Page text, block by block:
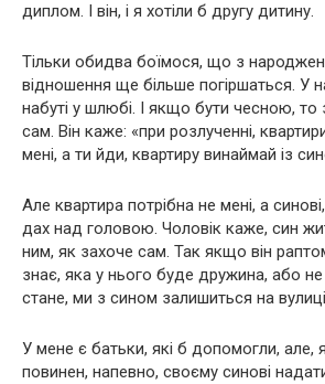
диплом. І він, і я хотіли б другу дитину.
Тільки обидва боїмося, що з
відношення ще більше погіршаться. У
набуті у шлюбі. І якщо бути чесною, то
сам. Він каже: «при розлученні,
мені, а ти йди, квартиру винаймай із
Але квартира потрібна не мені, а
дах над головою. Чоловік каже, син
ним, як захоче сам. Так якщо він
знає, яка у нього буде дружина, або
стане, ми з сином залишиться на
У мене є батьки, які б допомогли, але,
повинен, напевно, своєму синові